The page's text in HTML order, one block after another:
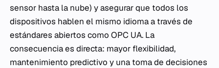
sensor hasta la nube) y asegurar que todos los
dispositivos hablen el mismo idioma a través de
estándares abiertos como OPC UA. La
consecuencia es directa: mayor flexibilidad,
mantenimiento predictivo y una toma de decisiones